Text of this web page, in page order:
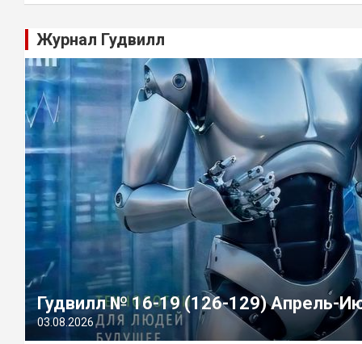
Журнал Гудвилл
Гудвилл № 16-19 (126-129) Апрель-
03.08.2026